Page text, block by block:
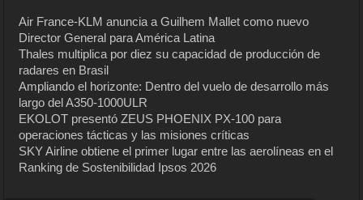
Air France-KLM anuncia a Guilhem Mallet como nuevo
Director General para América Latina
Thales multiplica por diez su capacidad de producción de
radares en Brasil
Ampliando el horizonte: Dentro del vuelo de desarrollo más
largo del A350-1000ULR
EKOLOT presentó ZEUS PHOENIX PX-100 para
operaciones tácticas y las misiones críticas
SKY Airline obtiene el primer lugar entre las aerolíneas en el
Ranking de Sostenibilidad Ipsos 2026